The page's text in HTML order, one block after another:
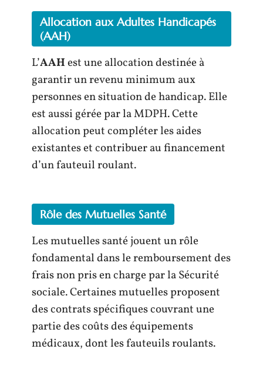
Allocation aux Adultes Handicapés
(AAH)
L’AAHest une allocation destinée à
garantir un revenu minimum aux
personnes en situation de handicap. Elle
est aussi gérée par la MDPH. Cette
allocation peut compléter les aides
existantes et contribuer au financement
d’un fauteuil roulant.
Rôle des Mutuelles Santé
Les mutuelles santé jouent un rôle
fondamental dans le remboursement des
frais non pris en charge par la Sécurité
sociale. Certaines mutuelles proposent
des contrats spécifiques couvrant une
partie des coûts des équipements
médicaux, dont les fauteuils roulants.